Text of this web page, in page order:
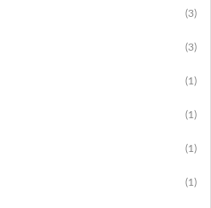
(3)
(3)
(1)
(1)
(1)
(1)